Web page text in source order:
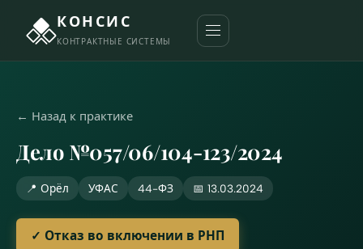
КОНСИС
КОНТРАКТНЫЕ СИСТЕМЫ
← Назад к практике
Дело №057/06/104-123/2024
📍 Орёл УФАС 44-ФЗ 📅 13.03.2024
✓ Отказ во включении в РНП